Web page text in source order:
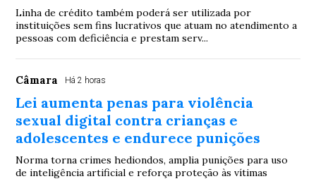
Linha de crédito também poderá ser utilizada por
instituições sem fins lucrativos que atuam no atendimento a
pessoas com deficiência e prestam serv...
Câmara Há 2 horas
Lei aumenta penas para violência
sexual digital contra crianças e
adolescentes e endurece punições
Norma torna crimes hediondos, amplia punições para uso
de inteligência artificial e reforça proteção às vítimas